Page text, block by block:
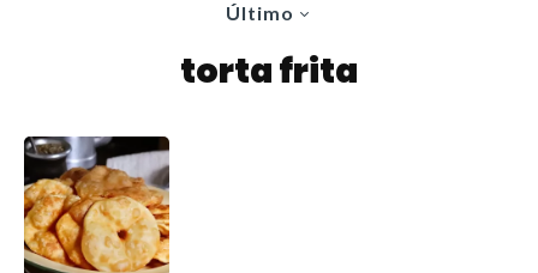
Último
torta frita